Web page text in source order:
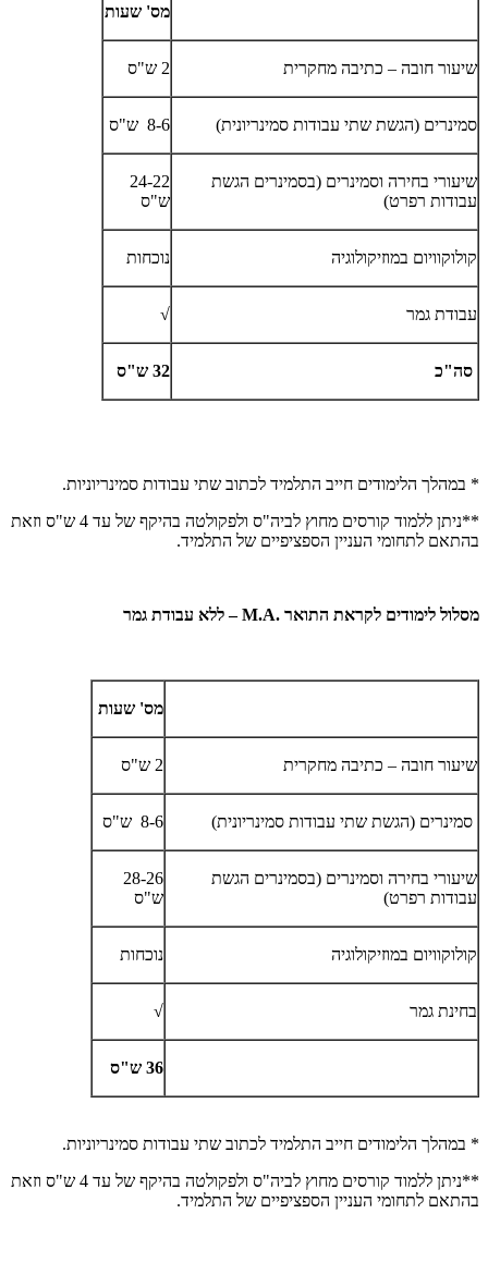
מס' שעות
שיעור חובה – כתיבה מחקרית 2 ש"ס
סמינרים (הגשת שתי עבודות סמינריונית) 8-6 ש"ס
שיעורי בחירה וסמינרים (בסמינרים הגשת
עבודות רפרט)
24-22
ש"ס
קולוקוויום במוזיקולוגיה נוכחות
עבודת גמר √
סה"כ 32 ש"ס
* במהלך הלימודים חייב התלמיד לכתוב שתי עבודות סמינריוניות.
**ניתן ללמוד קורסים מחוץ לביה"ס ולפקולטה בהיקף של עד 4 ש"ס וזאת
בהתאם לתחומי העניין הספציפיים של התלמיד.
מסלול לימודים לקראת התואר .M.A– ללא עבודת גמר
מס' שעות
שיעור חובה – כתיבה מחקרית 2 ש"ס
סמינרים (הגשת שתי עבודות סמינריונית) 8-6 ש"ס
שיעורי בחירה וסמינרים (בסמינרים הגשת
עבודות רפרט)
28-26
ש"ס
קולוקוויום במוזיקולוגיה נוכחות
בחינת גמר √
36 ש"ס
* במהלך הלימודים חייב התלמיד לכתוב שתי עבודות סמינריוניות.
**ניתן ללמוד קורסים מחוץ לביה"ס ולפקולטה בהיקף של עד 4 ש"ס וזאת
בהתאם לתחומי העניין הספציפיים של התלמיד.